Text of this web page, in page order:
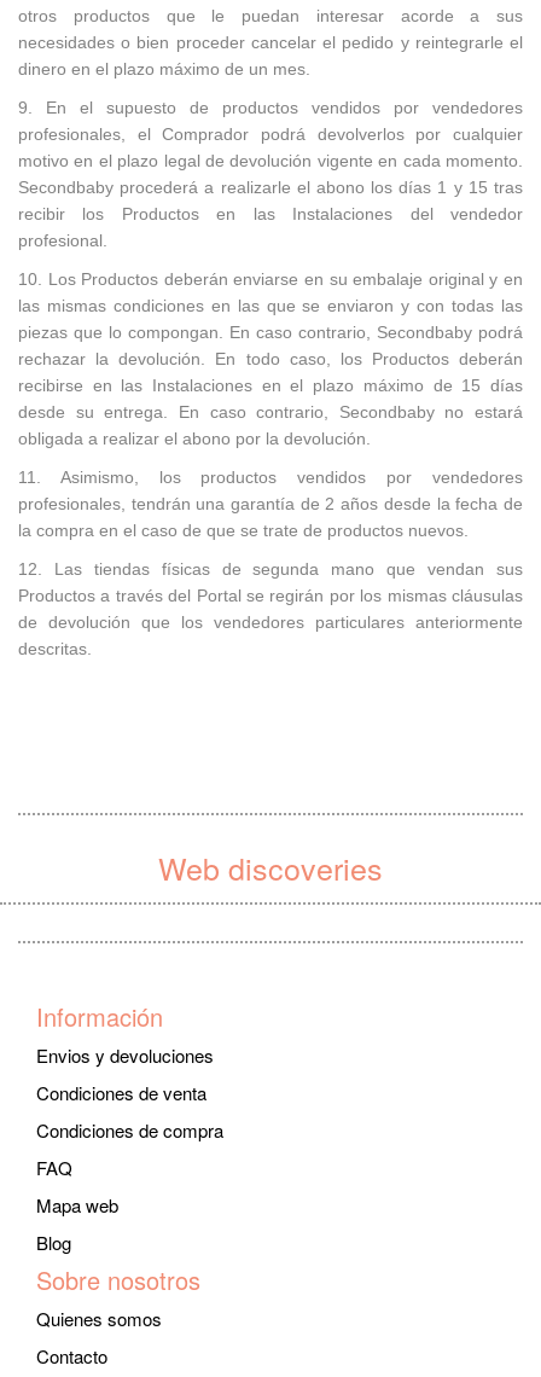
otros productos que le puedan interesar acorde a sus
necesidades o bien proceder cancelar el pedido y reintegrarle el
dinero en el plazo máximo de un mes.
9. En el supuesto de productos vendidos por vendedores
profesionales, el Comprador podrá devolverlos por cualquier
motivo en el plazo legal de devolución vigente en cada momento.
Secondbaby procederá a realizarle el abono los días 1 y 15 tras
recibir los Productos en las Instalaciones del vendedor
profesional.
10. Los Productos deberán enviarse en su embalaje original y en
las mismas condiciones en las que se enviaron y con todas las
piezas que lo compongan. En caso contrario, Secondbaby podrá
rechazar la devolución. En todo caso, los Productos deberán
recibirse en las Instalaciones en el plazo máximo de 15 días
desde su entrega. En caso contrario, Secondbaby no estará
obligada a realizar el abono por la devolución.
11. Asimismo, los productos vendidos por vendedores
profesionales, tendrán una garantía de 2 años desde la fecha de
la compra en el caso de que se trate de productos nuevos.
12. Las tiendas físicas de segunda mano que vendan sus
Productos a través del Portal se regirán por los mismas cláusulas
de devolución que los vendedores particulares anteriormente
descritas.
Web discoveries
Información
Envios y devoluciones
Condiciones de venta
Condiciones de compra
FAQ
Mapa web
Blog
Sobre nosotros
Quienes somos
Contacto